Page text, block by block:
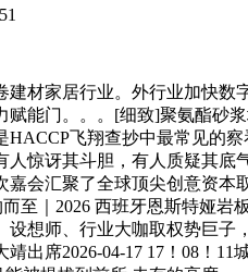
家居行业。外行业加快数
能门。。。[细致]聚氨酯砂
飞翔查抄中最常见的
惊讶其斗胆，有人质疑其
会汇聚了全球顶尖创意资
至｜2026 西班牙恩斯特娅岩
想师、行业大咖取权势巨
出席2026-04-17 17！08！